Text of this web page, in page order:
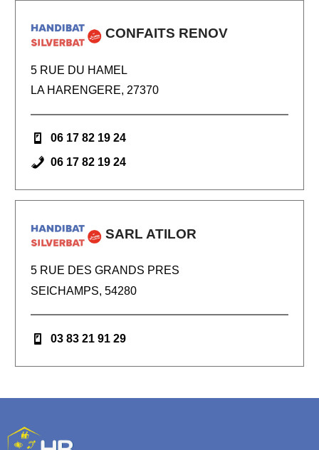
CONFAITS RENOV
5 RUE DU HAMEL
LA HARENGERE, 27370
06 17 82 19 24
06 17 82 19 24
SARL ATILOR
5 RUE DES GRANDS PRES
SEICHAMPS, 54280
03 83 21 91 29